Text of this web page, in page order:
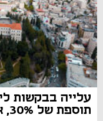
עלייה בבקשות
תוספת של 30%, אשדוד 7.5%